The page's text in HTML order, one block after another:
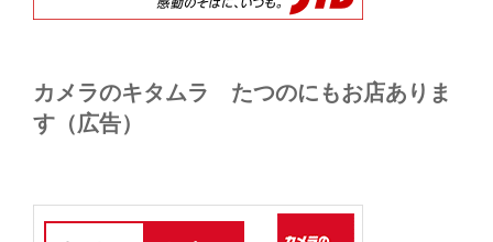
カメラのキタムラ たつのにもお店ありま
す（広告）